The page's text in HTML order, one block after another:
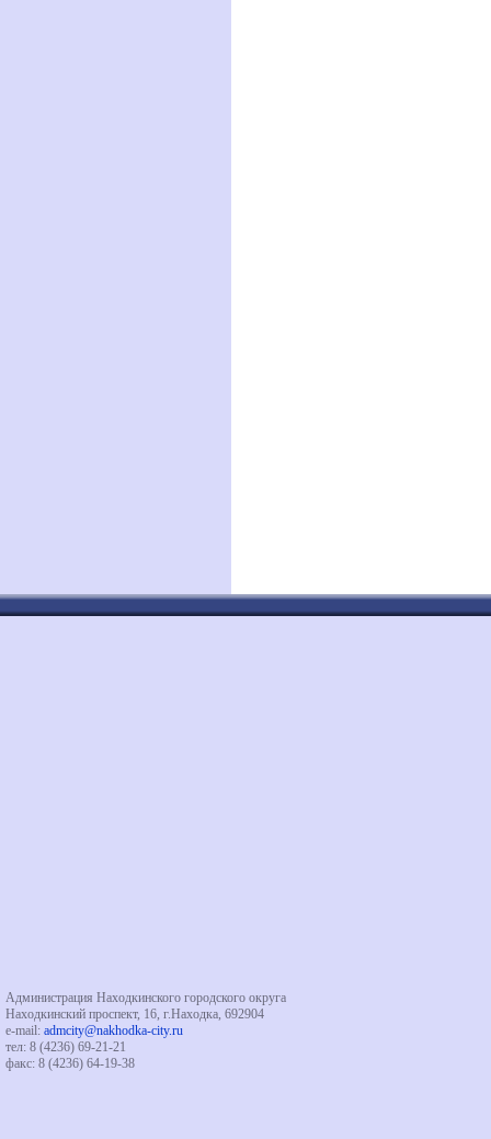
Администрация Находкинского городского округа
Находкинский проспект, 16, г.Находка, 692904
e-mail: admcity@nakhodka-city.ru
тел: 8 (4236) 69-21-21
факс: 8 (4236) 64-19-38